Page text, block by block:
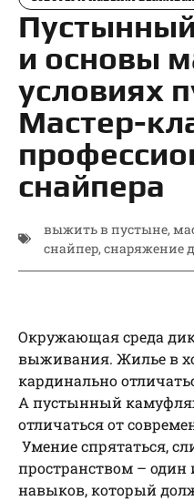
и основы
условиях
Мастер-
снайпера
выжить в пустыне,
снайпер, снаряжение
Окружающая среда
выживания. Жилье в
кардинально
А пустынный
отличаться от
Умение спрятаться,
пространством –
навыков, который